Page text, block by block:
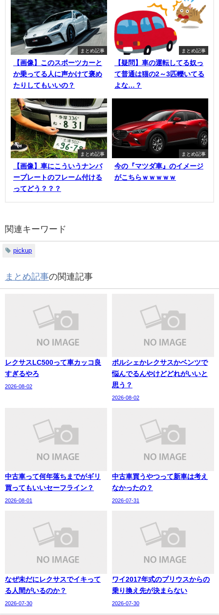
まとめ記事
【画像】このスポーツカーと
か乗ってる人に声かけて褒め
たりしてもいいの？
まとめ記事
【疑問】車の運転してる奴っ
て普通は猫の2～3匹轢いてる
よな…？
まとめ記事
【画像】車にこういうナンバ
ープレートのフレーム付ける
ってどう？？？
まとめ記事
今の『マツダ車』のイメージ
がこちらｗｗｗｗｗ
関連キーワード
pickup
まとめ記事の関連記事
レクサスLC500って車カッコ良
すぎるやろ
2026-08-02
ポルシェかレクサスかベンツで
悩んでるんやけどどれがいいと
思う？
2026-08-02
中古車って何年落ちまでがギリ
買ってもいいセーフライン？
2026-08-01
中古車買うやつって新車は考え
なかったの？
2026-07-31
なぜ未だにレクサスでイキって
る人間がいるのか？
2026-07-30
ワイ2017年式のプリウスからの
乗り換え先が決まらない
2026-07-30